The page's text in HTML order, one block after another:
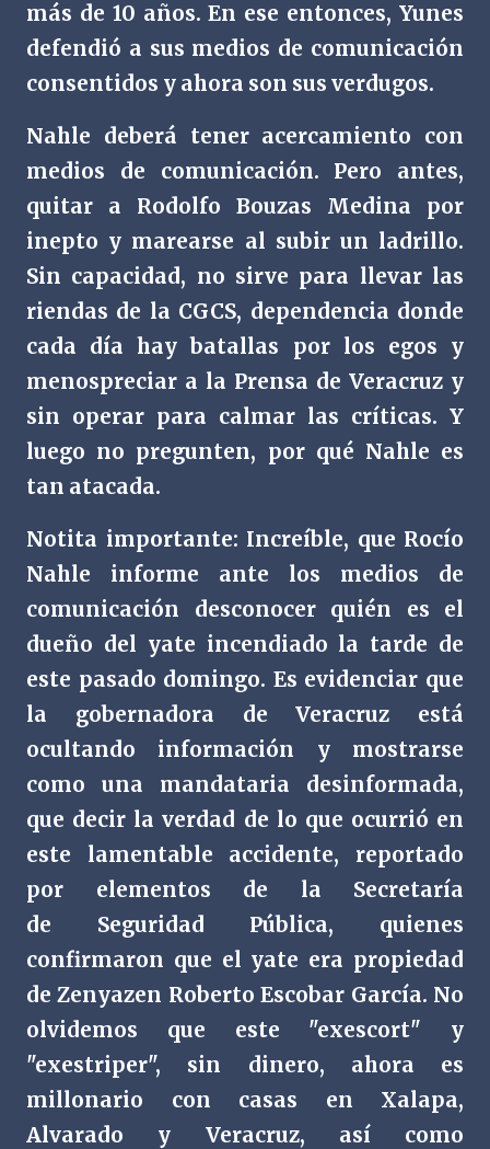
más de 10 años. En ese entonces, Yunes
defendió a sus medios de comunicación
consentidos y ahora son sus verdugos.
Nahle deberá tener acercamiento con
medios de comunicación. Pero antes,
quitar a Rodolfo Bouzas Medina por
inepto y marearse al subir un ladrillo.
Sin capacidad, no sirve para llevar las
riendas de la CGCS, dependencia donde
cada día hay batallas por los egos y
menospreciar a la Prensa de Veracruz y
sin operar para calmar las críticas. Y
luego no pregunten, por qué Nahle es
tan atacada.
Notita importante: Increíble, que Rocío
Nahle informe ante los medios de
comunicación desconocer quién es el
dueño del yate incendiado la tarde de
este pasado domingo. Es evidenciar que
la gobernadora de Veracruz está
ocultando información y mostrarse
como una mandataria desinformada,
que decir la verdad de lo que ocurrió en
este lamentable accidente, reportado
por elementos de la Secretaría
de Seguridad Pública, quienes
confirmaron que el yate era propiedad
de Zenyazen Roberto Escobar García. No
olvidemos que este "exescort" y
"exestriper", sin dinero, ahora es
millonario con casas en Xalapa,
Alvarado y Veracruz, así como